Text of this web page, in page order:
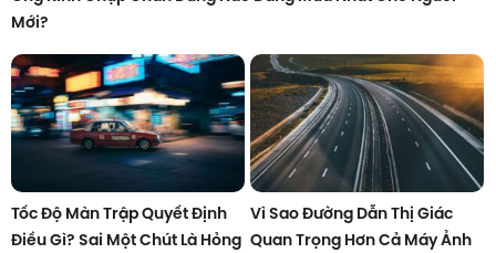
Mới?
Tốc Độ Màn Trập Quyết Định
Điều Gì? Sai Một Chút Là Hỏng
Vì Sao Đường Dẫn Thị Giác
Quan Trọng Hơn Cả Máy Ảnh